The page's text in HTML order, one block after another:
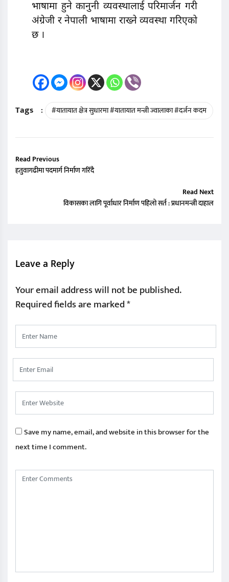
भाषामा हुने कानुनी व्यवस्थालाई परिमार्जन गरी
अंग्रेजी र नेपाली भाषामा राख्ने व्यवस्था गरिएको
छ ।
Tags : #यातायात क्षेत्र सुधारमा #यातायात मन्त्री ज्वालाका #दर्जन कदम
Read Previous
हतुवागढीमा पदमार्ग निर्माण गरिँदै
Read Next
विकासका लागि पूर्वाधार निर्माण पहिलो सर्त : प्रधानमन्त्री दाहाल
Leave a Reply
Your email address will not be published.
Required fields are marked*
Save my name, email, and website in this browser for the
next time I comment.